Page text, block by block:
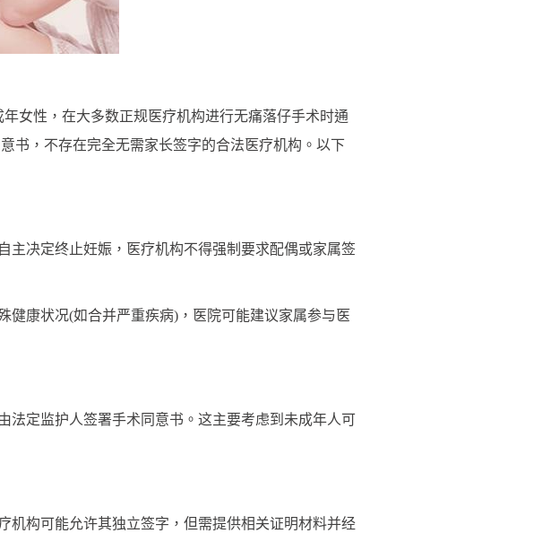
女性，在大多数正规医疗机构进行无痛落仔手术时通
书，不存在完全无需家长签字的合法医疗机构。以下
决定终止妊娠，医疗机构不得强制要求配偶或家属签
康状况(如合并严重疾病)，医院可能建议家属参与医
定监护人签署手术同意书。这主要考虑到未成年人可
构可能允许其独立签字，但需提供相关证明材料并经